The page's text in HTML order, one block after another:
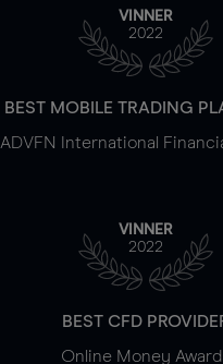
VINNER
2022
BEST MOBILE TRADING
ADVFN International
VINNER
2022
BEST CFD
Online Money